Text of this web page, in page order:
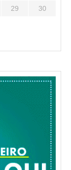
29 30